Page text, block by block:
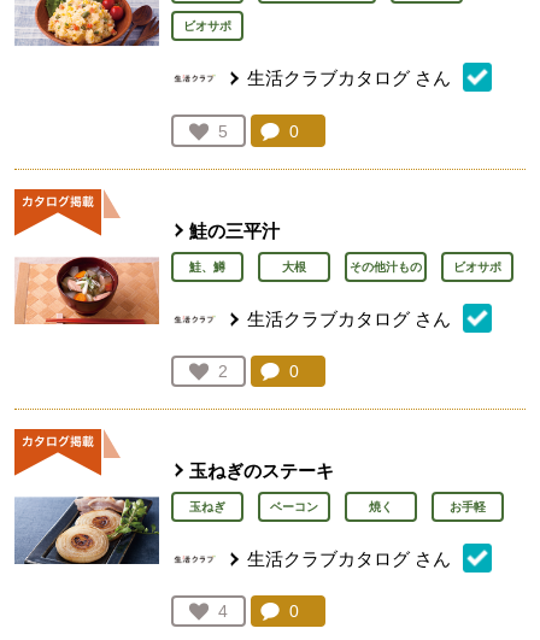
ビオサポ
生活クラブカタログ さん
お気に入り登録：
5
人が登録
コメント：
0
鮭の三平汁
鮭、鱒 大根 その他汁もの ビオサポ
生活クラブカタログ さん
お気に入り登録：
2
人が登録
コメント：
0
玉ねぎのステーキ
玉ねぎ ベーコン 焼く お手軽
生活クラブカタログ さん
お気に入り登録：
4
人が登録
コメント：
0